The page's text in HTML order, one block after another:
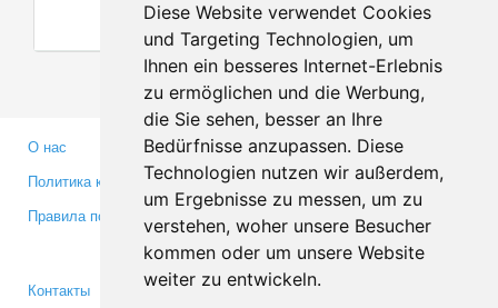
Diese Website verwendet Cookies
und Targeting Technologien, um
Ihnen ein besseres Internet-Erlebnis
zu ermöglichen und die Werbung,
die Sie sehen, besser an Ihre
Bedürfnisse anzupassen. Diese
Technologien nutzen wir außerdem,
um Ergebnisse zu messen, um zu
verstehen, woher unsere Besucher
kommen oder um unsere Website
weiter zu entwickeln.
О нас
Политика конфиденциальности
Правила пользования
Партнерам
Инвесторам
Медиа
Контакты
Facebook